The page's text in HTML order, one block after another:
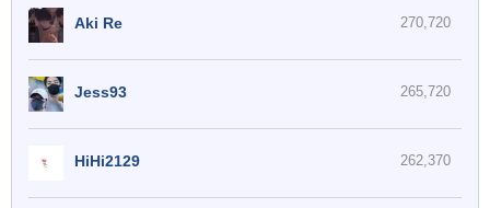
270,720
Aki Re
265,720
Jess93
262,370
HiHi2129